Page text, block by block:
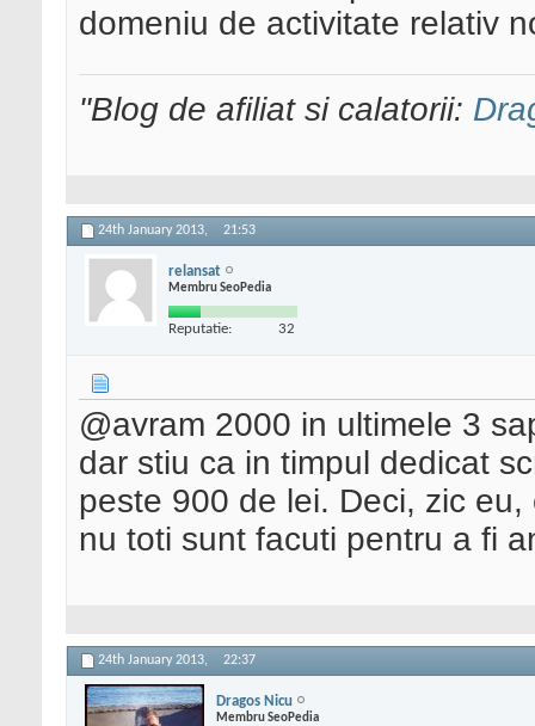
domeniu de activitate relativ
"Blog de afiliat si calatorii:
24th January 2013, 21:53
relansat
Membru SeoPedia
Reputatie: 32
@avram 2000 in ultimele 3
dar stiu ca in timpul dedicat
peste 900 de lei. Deci, zic
nu toti sunt facuti pentru a fi
24th January 2013, 22:37
Dragos Nicu
Membru SeoPedia